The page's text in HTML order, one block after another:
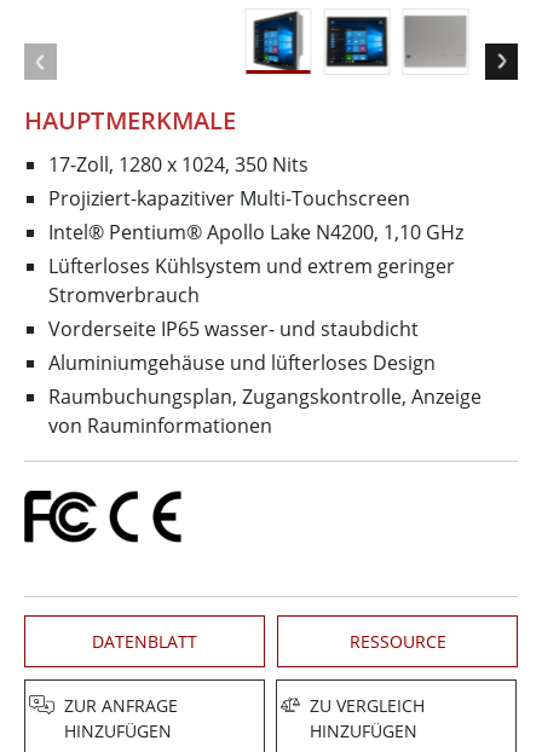
HAUPTMERKMALE
17-Zoll, 1280 x 1024, 350 Nits
Projiziert-kapazitiver Multi-Touchscreen
Intel® Pentium® Apollo Lake N4200, 1,10 GHz
Lüfterloses Kühlsystem und extrem geringer
Stromverbrauch
Vorderseite IP65 wasser- und staubdicht
Aluminiumgehäuse und lüfterloses Design
Raumbuchungsplan, Zugangskontrolle, Anzeige
von Rauminformationen
DATENBLATT RESSOURCE
ZUR ANFRAGE
HINZUFÜGEN
ZU VERGLEICH
HINZUFÜGEN